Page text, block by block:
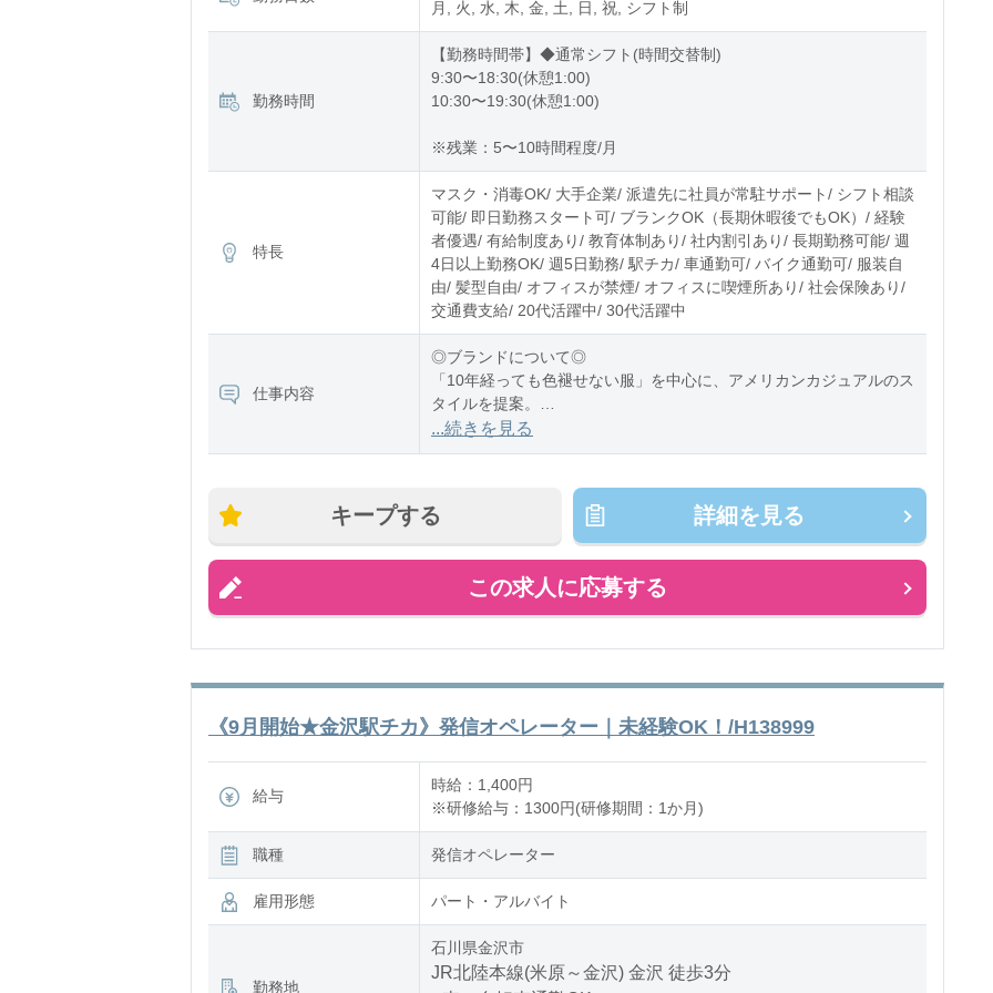
月, 火, 水, 木, 金, 土, 日, 祝, シフト制
勤務時間
【勤務時間帯】◆通常シフト(時間交替制)
9:30〜18:30(休憩1:00)
10:30〜19:30(休憩1:00)
※残業：5〜10時間程度/月
特長
マスク・消毒OK/ 大手企業/ 派遣先に社員が常駐サポート/ シフト相談
可能/ 即日勤務スタート可/ ブランクOK（長期休暇後でもOK）/ 経験
者優遇/ 有給制度あり/ 教育体制あり/ 社内割引あり/ 長期勤務可能/ 週
4日以上勤務OK/ 週5日勤務/ 駅チカ/ 車通勤可/ バイク通勤可/ 服装自
由/ 髪型自由/ オフィスが禁煙/ オフィスに喫煙所あり/ 社会保険あり/
交通費支給/ 20代活躍中/ 30代活躍中
仕事内容
◎ブランドについて◎
「10年経っても色褪せない服」を中心に、アメリカンカジュアルのス
タイルを提案。
ブランドオリジナル商品から、インポート迄、幅広いアイテムを展開
...続きを見る
キープする 詳細を見る
この求人に応募する
《9月開始★金沢駅チカ》発信オペレーター｜未経験OK！/H138999
給与
時給：1,400円
※研修給与：1300円(研修期間：1か月)
職種 発信オペレーター
雇用形態 パート・アルバイト
勤務地
石川県金沢市
JR北陸本線(米原～金沢) 金沢 徒歩3分